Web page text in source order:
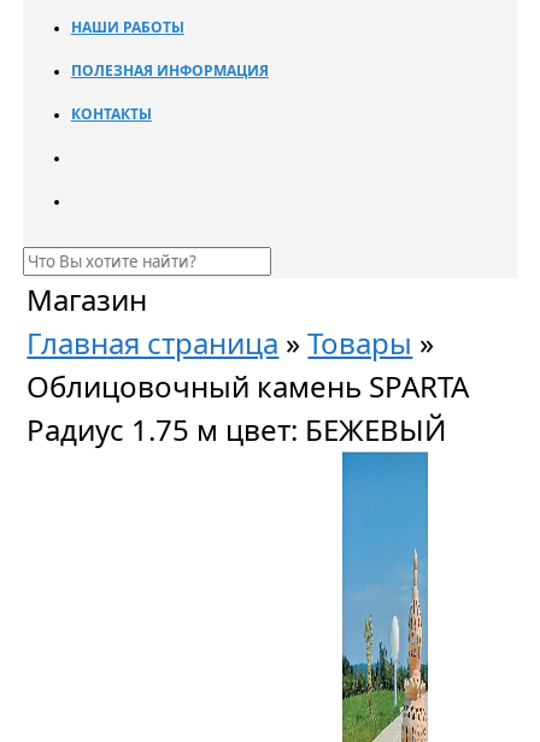
НАШИ РАБОТЫ
ПОЛЕЗНАЯ ИНФОРМАЦИЯ
КОНТАКТЫ
Магазин
Главная страница »Товары »
Облицовочный камень SPARTA
Радиус 1.75 м цвет: БЕЖЕВЫЙ